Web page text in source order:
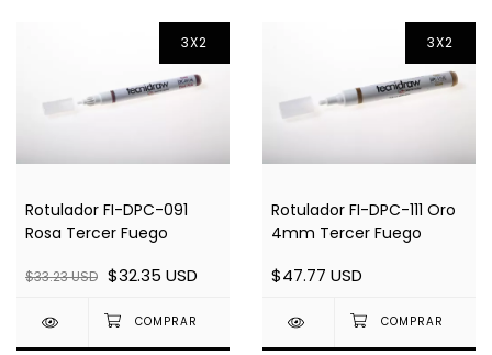
3X2
Rotulador FI-DPC-091
Rosa Tercer Fuego
$33.23 USD $32.35 USD
3X2
Rotulador FI-DPC-111 Oro
4mm Tercer Fuego
$47.77 USD